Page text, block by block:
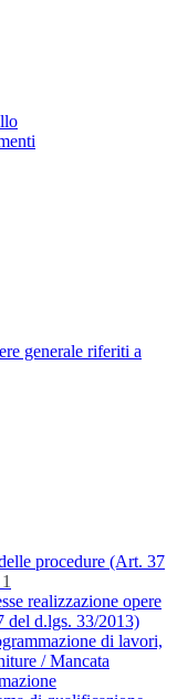
generale riferiti a
procedure (Art. 37
1
realizzazione opere
del d.lgs. 33/2013)
di lavori,
/ Mancata